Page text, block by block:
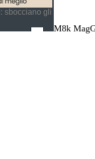
sbocciano gli
M8k